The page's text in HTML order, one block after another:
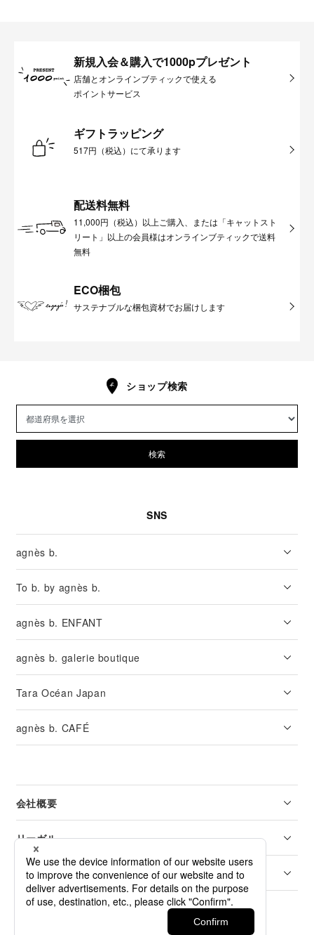
新規入会＆購入で1000pプレゼント
店舗とオンラインブティックで使える
ポイントサービス
ギフトラッピング
517円（税込）にて承ります
配送料無料
11,000円（税込）以上ご購入、または「キャットスト
リート」以上の会員様はオンラインブティックで送料
無料
ECO梱包
サステナブルな梱包資材でお届けします
ショップ検索
検索
SNS
agnès b.
To b. by agnès b.
agnès b. ENFANT
agnès b. galerie boutique
Tara Océan Japan
agnès b. CAFÉ
会社概要
リーガル
カスタマーサービス